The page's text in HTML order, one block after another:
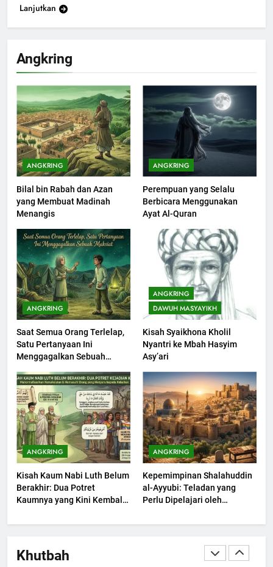
Angkring
ANGKRING
Bilal bin Rabah dan Azan
yang Membuat Madinah
Menangis
ANGKRING
Perempuan yang Selalu
Berbicara Menggunakan
Ayat Al-Quran
ANGKRING
Saat Semua Orang Terlelap,
Satu Pertanyaan Ini
Menggagalkan Sebuah
ANGKRING
DAWUH MASYAYIKH
Kisah Syaikhona Kholil
Nyantri ke Mbah Hasyim
Asy’ari
ANGKRING
Kisah Kaum Nabi Luth Belum
Berakhir: Dua Potret
Kaumnya yang Kini Kembali
ANGKRING
Kepemimpinan Shalahuddin
al-Ayyubi: Teladan yang
Perlu Dipelajari oleh
(2)
Khutbah
200
Khutbah Idul Fitri di Rumah
KHUTBAH
201
Khutbah jumat: Sejarah
Seebagai Pembangkit Jiwa
KHUTBAH
Bisa Diterima
KHUTBAH
203
Khutbah Jumat: Bulan
Muharram Bulan Bersejarah
KHUTBAH
Khutbah Jumat: Mengapa Orang
Dengki Tak Akan Pernah
Lanjutkan